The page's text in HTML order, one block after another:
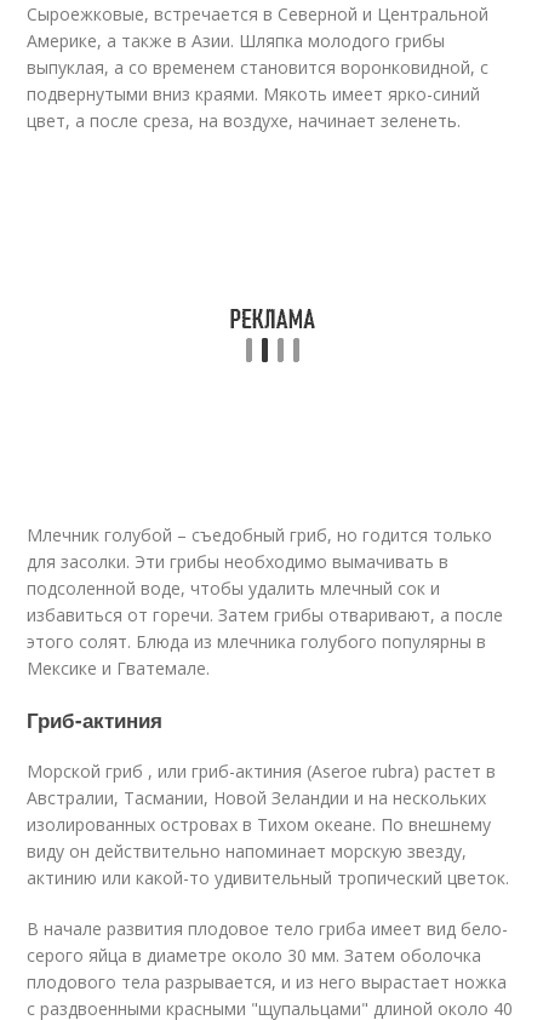
Сыроежковые, встречается в Северной и Центральной
Америке, а также в Азии. Шляпка молодого грибы
выпуклая, а со временем становится воронковидной, с
подвернутыми вниз краями. Мякоть имеет ярко-синий
цвет, а после среза, на воздухе, начинает зеленеть.
Млечник голубой – съедобный гриб, но годится только
для засолки. Эти грибы необходимо вымачивать в
подсоленной воде, чтобы удалить млечный сок и
избавиться от горечи. Затем грибы отваривают, а после
этого солят. Блюда из млечника голубого популярны в
Мексике и Гватемале.
Гриб-актиния
Морской гриб , или гриб-актиния (Aseroe rubra) растет в
Австралии, Тасмании, Новой Зеландии и на нескольких
изолированных островах в Тихом океане. По внешнему
виду он действительно напоминает морскую звезду,
актинию или какой-то удивительный тропический цветок.
В начале развития плодовое тело гриба имеет вид бело-
серого яйца в диаметре около 30 мм. Затем оболочка
плодового тела разрывается, и из него вырастает ножка
с раздвоенными красными "щупальцами" длиной около 40